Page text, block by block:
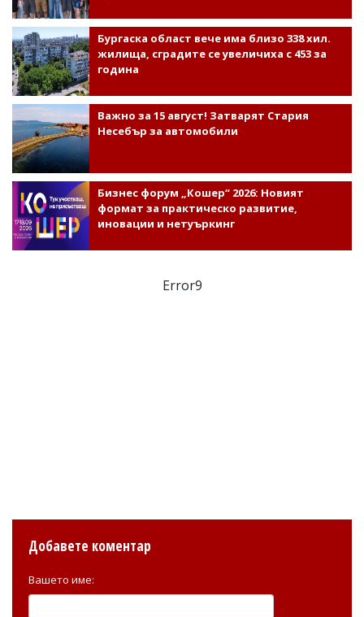
Бургаска област вече има близо 338 хил.
жилища, сградите се увеличиха с 453 за
година
Важно за 15 август! Затварят Стария
Несебър за автомобили
Бизнес форум „Кошер“ 2026: Новият
формат за практическо развитие,
иновации и нетуъркинг
Error9
Добавете коментар
Вашето име: